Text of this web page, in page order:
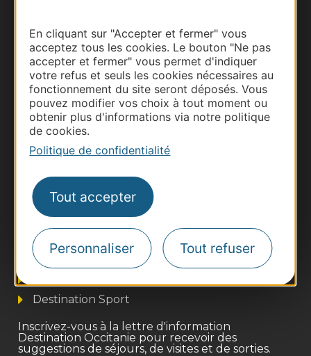
En cliquant sur "Accepter et fermer" vous
acceptez tous les cookies. Le bouton "Ne pas
accepter et fermer" vous permet d'indiquer
votre refus et seuls les cookies nécessaires au
fonctionnement du site seront déposés. Vous
pouvez modifier vos choix à tout moment ou
obtenir plus d'informations via notre politique
de cookies.
Politique de confidentialité
Tout accepter
Personnaliser Tout refuser
Documentation
Thermalisme
Business/Mice
Pros d'Occitanie
Site presse et d'influence
Destination Sport
Inscrivez-vous à la lettre d'information
Destination Occitanie pour recevoir des
suggestions de séjours, de visites et de sorties.